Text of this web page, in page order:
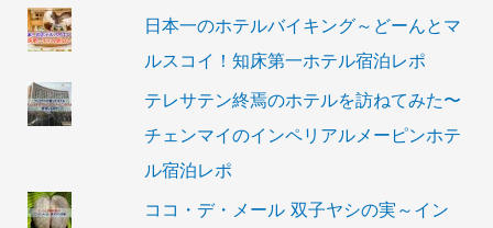
日本一のホテルバイキング～どーんとマ
ルスコイ！知床第一ホテル宿泊レポ
テレサテン終焉のホテルを訪ねてみた〜
チェンマイのインペリアルメーピンホテ
ル宿泊レポ
ココ・デ・メール 双子ヤシの実～イン